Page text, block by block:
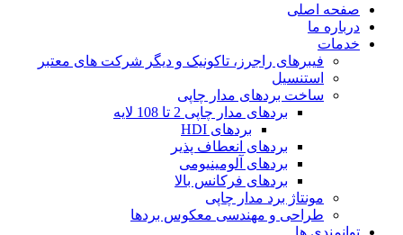
صفحه اصلی
درباره ما
خدمات
فیبرهای راجرز، تاکونیک و دیگر شرکت های معتبر
استنسیل
ساخت بردهای مدار چاپی
بردهای مدار چاپی 2 تا 108 لایه
بردهای HDI
بردهای انعطاف پذیر
بردهای آلومینیومی
بردهای فرکانس بالا
مونتاژ برد مدار چاپی
طراحی و مهندسی معکوس بردها
توانمندی ها